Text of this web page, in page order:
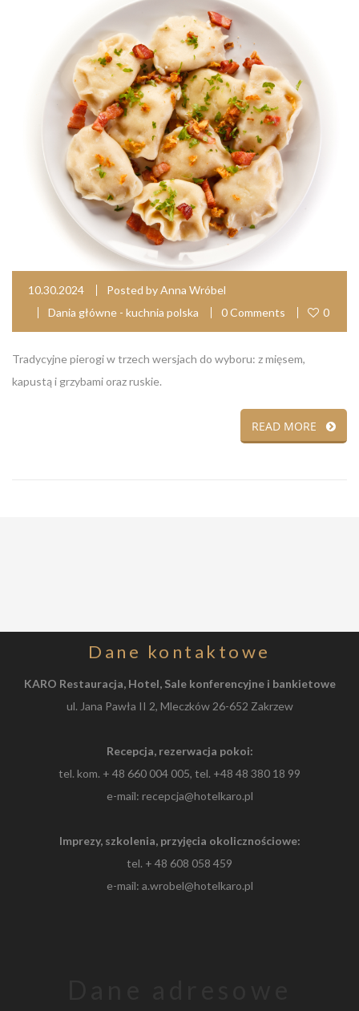
10.30.2024 Posted byAnna Wróbel
Dania główne - kuchnia polska
0 Comments 0
Tradycyjne pierogi w trzech wersjach do wyboru: z mięsem,
kapustą i grzybami oraz ruskie.
READ MORE
Dane kontaktowe
KARO Restauracja, Hotel, Sale konferencyjne i bankietowe
ul. Jana Pawła II 2, Mleczków 26-652 Zakrzew
Recepcja, rezerwacja pokoi:
tel. kom. + 48 660 004 005, tel. +48 48 380 18 99
e-mail: recepcja@hotelkaro.pl
Imprezy, szkolenia, przyjęcia okolicznościowe:
tel. + 48 608 058 459
e-mail: a.wrobel@hotelkaro.pl